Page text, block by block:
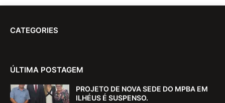
CATEGORIES
ÚLTIMA POSTAGEM
PROJETO DE NOVA SEDE DO MPBA EM
ILHÉUS É SUSPENSO.